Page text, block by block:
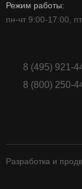
Режим работы:
пн-чт 9:00-17:00,
8 (495) 921-
8 (800) 250-
Разработка и